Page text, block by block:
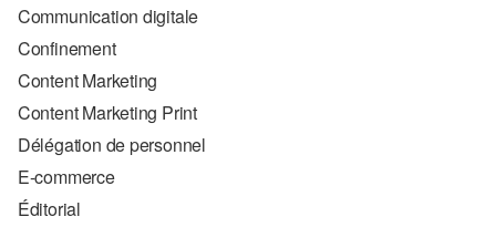
Communication digitale
Confinement
Content Marketing
Content Marketing Print
Délégation de personnel
E-commerce
Éditorial